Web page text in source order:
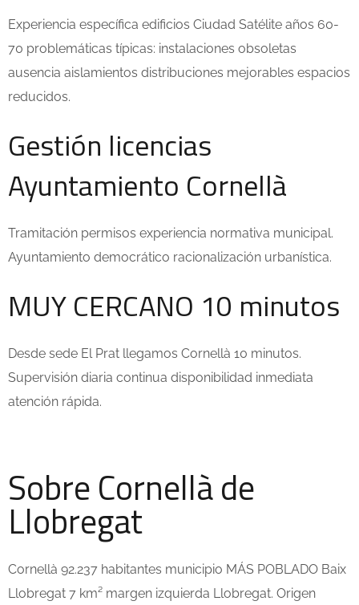
Experiencia específica edificios Ciudad Satélite años 60-
70 problemáticas típicas: instalaciones obsoletas
ausencia aislamientos distribuciones mejorables espacios
reducidos.
Gestión licencias
Ayuntamiento Cornellà
Tramitación permisos experiencia normativa municipal.
Ayuntamiento democrático racionalización urbanística.
MUY CERCANO 10 minutos
Desde sede El Prat llegamos Cornellà 10 minutos.
Supervisión diaria continua disponibilidad inmediata
atención rápida.
Sobre Cornellà de
Llobregat
Cornellà 92.237 habitantes municipio MÁS POBLADO Baix
Llobregat 7 km² margen izquierda Llobregat. Origen